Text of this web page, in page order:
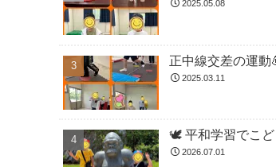
2025.05.08
正中線交差の運
2025.03.11
🕊️ 平和学習でこど
2026.07.01